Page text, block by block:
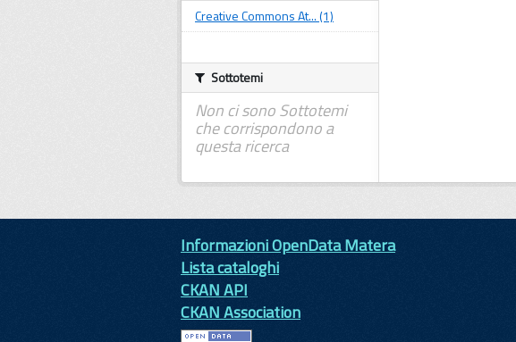
Creative Commons At... (1)
Sottotemi
Non ci sono Sottotemi
che corrispondono a
questa ricerca
Informazioni OpenData Matera
Lista cataloghi
CKAN API
CKAN Association